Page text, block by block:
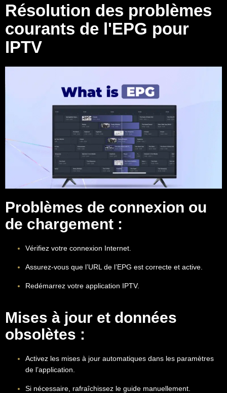
Résolution des problèmes
courants de l'EPG pour
IPTV
Problèmes de connexion ou
de chargement :
Vérifiez votre connexion Internet.
Assurez-vous que l’URL de l’EPG est correcte et active.
Redémarrez votre application IPTV.
Mises à jour et données
obsolètes :
Activez les mises à jour automatiques dans les paramètres
de l’application.
Si nécessaire, rafraîchissez le guide manuellement.